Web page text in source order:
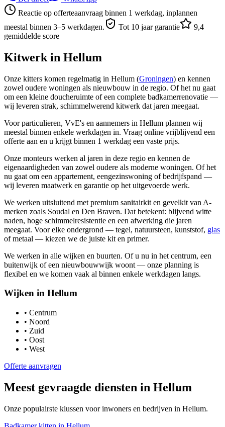
Reactie op offerteaanvraag binnen 1 werkdag, inplannen
meestal binnen 3–5 werkdagen.
Tot 10 jaar garantie
9,4
gemiddelde score
Kitwerk in Hellum
Onze kitters komen regelmatig in Hellum (Groningen) en kennen
zowel oudere woningen als nieuwbouw in de regio. Of het nu gaat
om een kleine doucheruimte of een complete badkamerrenovatie —
wij leveren strak, schimmelwerend kitwerk dat jaren meegaat.
Voor particulieren, VvE's en aannemers in Hellum plannen wij
meestal binnen enkele werkdagen in. Vraag online vrijblijvend een
offerte aan en u krijgt binnen 1 werkdag een vaste prijs.
Onze monteurs werken al jaren in deze regio en kennen de
eigenaardigheden van zowel oudere als moderne woningen. Of het
nu gaat om een appartement, eengezinswoning of bedrijfspand —
wij leveren maatwerk en garantie op het uitgevoerde werk.
We werken uitsluitend met premium sanitairkit en gevelkit van A-
merken zoals Soudal en Den Braven. Dat betekent: blijvend witte
naden, hoge schimmelresistentie en een afwerking die jaren
meegaat. Voor elke ondergrond — tegel, natuursteen, kunststof, glas
of metaal — kiezen we de juiste kit en primer.
We werken in alle wijken en buurten. Of u nu in het centrum, een
buitenwijk of een nieuwbouwwijk woont — onze planning is
flexibel en we komen vaak al binnen enkele werkdagen langs.
Wijken in Hellum
• Centrum
• Noord
• Zuid
• Oost
• West
Offerte aanvragen
Meest gevraagde diensten in Hellum
Onze populairste klussen voor inwoners en bedrijven in Hellum.